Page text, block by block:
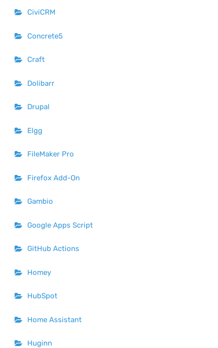
CiviCRM
Concrete5
Craft
Dolibarr
Drupal
Elgg
FileMaker Pro
Firefox Add-On
Gambio
Google Apps Script
GitHub Actions
Homey
HubSpot
Home Assistant
Huginn